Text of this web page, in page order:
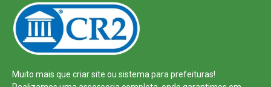
Muito mais que criar site ou sistema para prefeituras!